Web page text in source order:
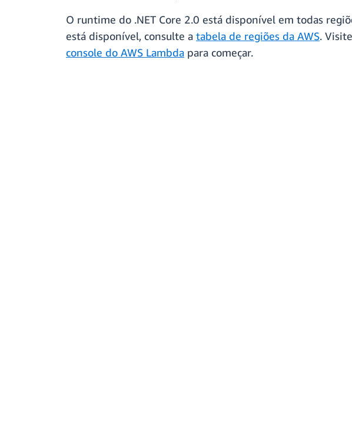
O runtime do .NET Core 2.0 está disponível em todas
está disponível, consulte a tabela de regiões da AWS.
console do AWS Lambda para começar.